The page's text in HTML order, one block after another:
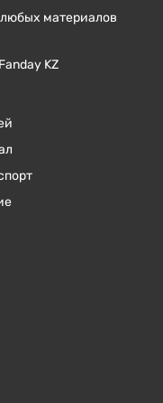
материалов
KZ